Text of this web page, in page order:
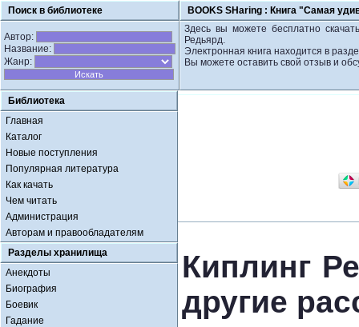
Поиск в библиотеке BOOKS SHaring : Книга "Самая
Автор:
Название:
Жанр:
Здесь вы можете бесплатно
Редьярд.
Электронная книга находится в
Вы можете оставить свой отзыв и
Библиотека
Главная
Каталог
Новые поступления
Популярная литература
Как качать
Чем читать
Администрация
Авторам и правообладателям
Разделы хранилища
Анекдоты
Биография
Боевик
Гадание
Киплинг
другие